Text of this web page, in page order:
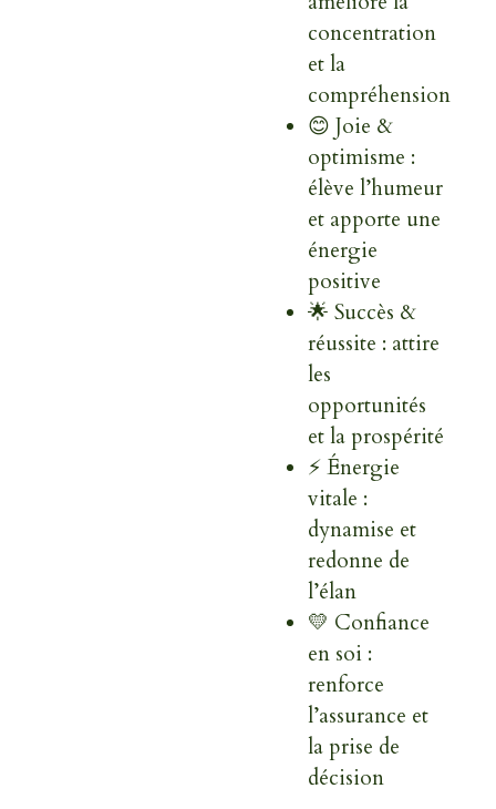
concentration
et la
compréhension
😊 Joie &
optimisme :
élève l’humeur
et apporte une
énergie
positive
🌟 Succès &
réussite : attire
les
opportunités
et la prospérité
⚡ Énergie
vitale :
dynamise et
redonne de
l’élan
💛 Confiance
en soi :
renforce
l’assurance et
la prise de
décision